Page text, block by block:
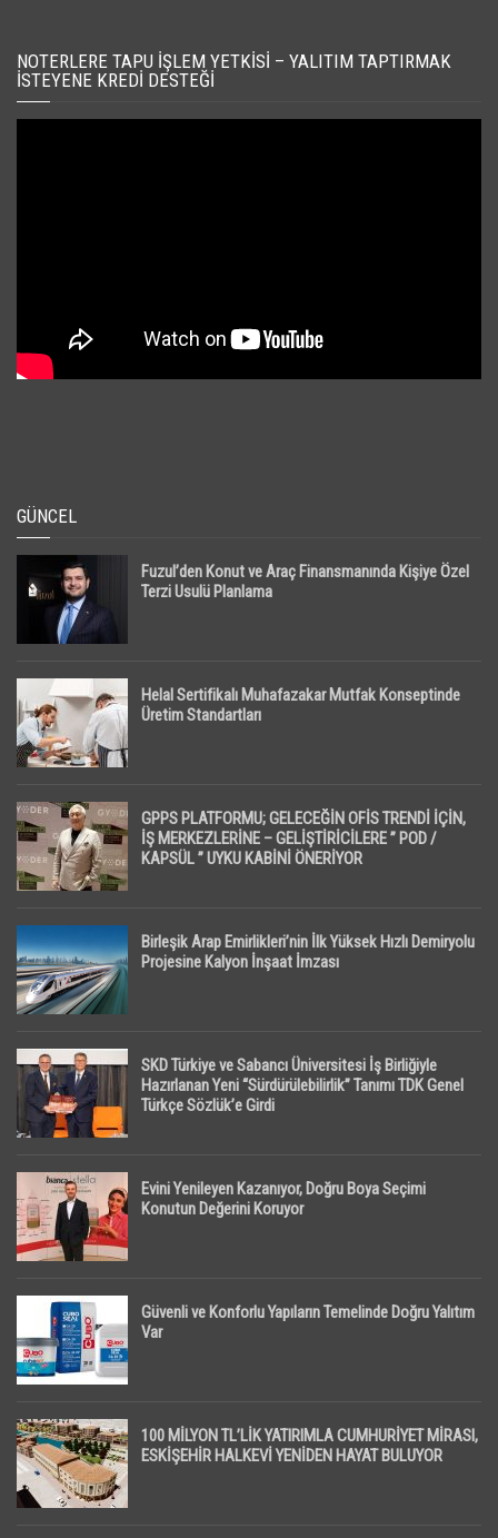
NOTERLERE TAPU İŞLEM YETKISI – YALITIM TAPTIRMAK
İSTEYENE KREDI DESTEĞI
GÜNCEL
Fuzul’den Konut ve Araç Finansmanında Kişiye Özel
Terzi Usulü Planlama
Helal Sertifikalı Muhafazakar Mutfak Konseptinde
Üretim Standartları
GPPS PLATFORMU; GELECEĞİN OFİS TRENDİ İÇİN,
İŞ MERKEZLERİNE – GELİŞTİRİCİLERE ” POD /
KAPSÜL ” UYKU KABİNİ ÖNERİYOR
Birleşik Arap Emirlikleri’nin İlk Yüksek Hızlı Demiryolu
Projesine Kalyon İnşaat İmzası
SKD Türkiye ve Sabancı Üniversitesi İş Birliğiyle
Hazırlanan Yeni “Sürdürülebilirlik” Tanımı TDK Genel
Türkçe Sözlük’e Girdi
Evini Yenileyen Kazanıyor, Doğru Boya Seçimi
Konutun Değerini Koruyor
Güvenli ve Konforlu Yapıların Temelinde Doğru Yalıtım
Var
100 MİLYON TL’LİK YATIRIMLA CUMHURİYET MİRASI,
ESKİŞEHİR HALKEVİ YENİDEN HAYAT BULUYOR